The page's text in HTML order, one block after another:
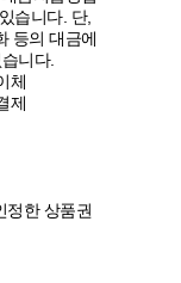
습니다. 단,
등의 대금에
니다.
체
제
정한 상품권